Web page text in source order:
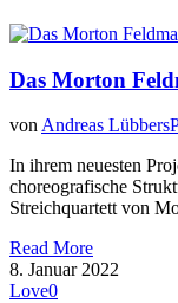
Das Morton
von Andreas Lübbers
In ihrem neuesten
choreografische
Streichquartett von
Read More
8. Januar 2022
Love0